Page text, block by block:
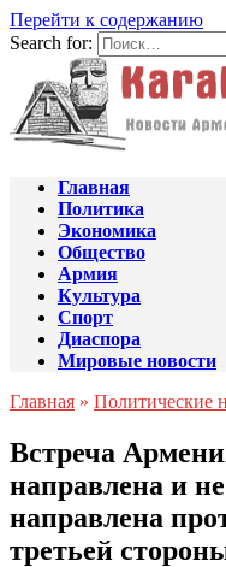
Перейти к содержанию
Search for:
Главная
Политика
Экономика
Общество
Армия
Культура
Спорт
Диаспора
Мировые новости
Главная » Политические
Встреча
направлена ​​и
направлена
третьей